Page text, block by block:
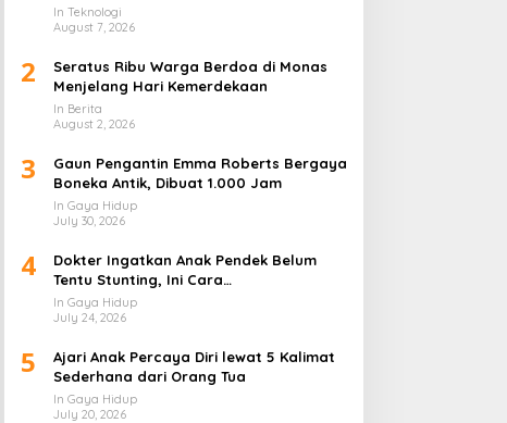
Lapis
In Teknologi
August 7, 2026
2
Seratus Ribu Warga Berdoa di Monas
Menjelang Hari Kemerdekaan
In Berita
August 2, 2026
3
Gaun Pengantin Emma Roberts Bergaya
Boneka Antik, Dibuat 1.000 Jam
In Gaya Hidup
July 30, 2026
4
Dokter Ingatkan Anak Pendek Belum
Tentu Stunting, Ini Cara
Membedakannya
In Gaya Hidup
July 24, 2026
5
Ajari Anak Percaya Diri lewat 5 Kalimat
Sederhana dari Orang Tua
In Gaya Hidup
July 20, 2026